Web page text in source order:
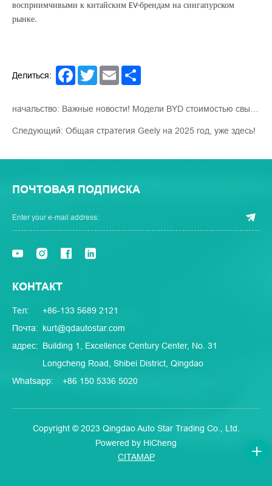
восприимчивыми к китайским EV-брендам на сингапурском
рынке.
Делиться: Facebook
TwitterEmail
начальство: Важные новости! Модели BYD стоимостью свыше 100 000 юаней оснащены передовой интеллектуальной системой вождения «Глаз Бога».
Следующий: Общая стратегия Geely на 2025 год, уже здесь!
ПОЧТОВАЯ ПОДПИСКА
КОНТАКТ
Тел:
+86-133 5689 2121
Почта: kurt@qdautostar.com
адрес: Building 1, Excellence Century Center, No. 31
Longcheng Road, Shibei District, Qingdao
Whatsapp:
+86 150 5336 5020
Copyright © 2023 Qingdao Auto Star Trading Co., Ltd.
Powered by HiCheng
CITAMAP